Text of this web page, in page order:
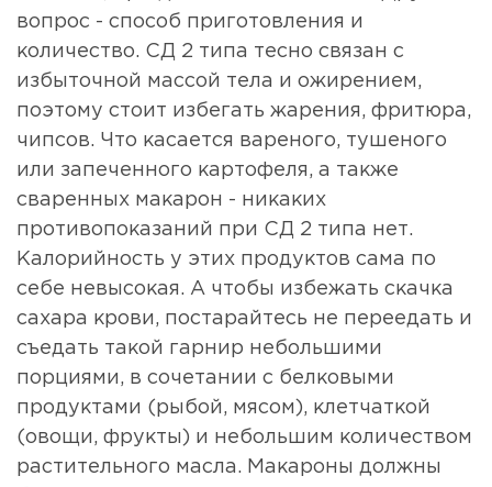
вопрос - способ приготовления и
количество. СД 2 типа тесно связан с
избыточной массой тела и ожирением,
поэтому стоит избегать жарения, фритюра,
чипсов. Что касается вареного, тушеного
или запеченного картофеля, а также
сваренных макарон - никаких
противопоказаний при СД 2 типа нет.
Калорийность у этих продуктов сама по
себе невысокая. А чтобы избежать скачка
сахара крови, постарайтесь не переедать и
съедать такой гарнир небольшими
порциями, в сочетании с белковыми
продуктами (рыбой, мясом), клетчаткой
(овощи, фрукты) и небольшим количеством
растительного масла. Макароны должны